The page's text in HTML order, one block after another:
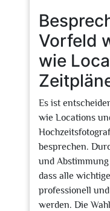
Vorfeld
wie
Es ist
wie Locations
besprechen.
und
dass alle
professionell
werden. Die